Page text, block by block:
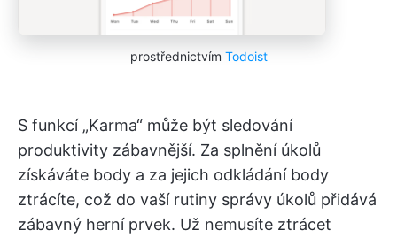
prostřednictvím Todoist
S funkcí „Karma“ může být sledování
produktivity zábavnější. Za splnění úkolů
získáváte body a za jejich odkládání body
ztrácíte, což do vaší rutiny správy úkolů přidává
zábavný herní prvek. Už nemusíte ztrácet